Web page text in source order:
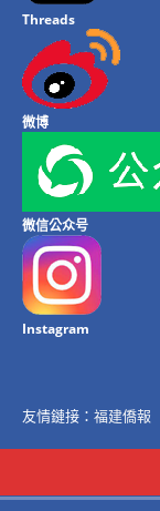
Threads
微博
微信公众号
Instagram
友情鏈接： 福建僑報